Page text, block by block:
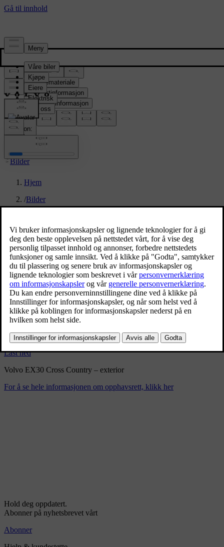
Presserom
Pressemateriale
Produktinformasjon
Selskapsinformasjon
Mediekontakter
location:
NO
Bilder
Hjem
/Bilder
Volvo EX30 Cross Country –
exterior
2/10/2025
Bokmerke
Del
Last ned
Volvo EX30 Cross Country – exterior
For å se hele informasjonen om opphavsrett, klikk her